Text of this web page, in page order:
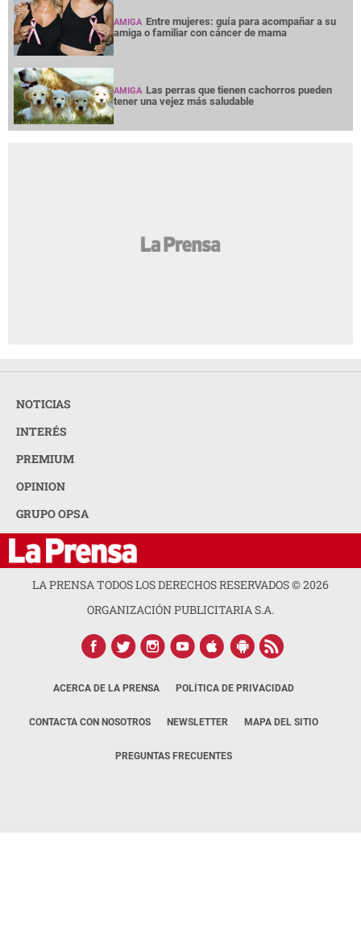
AMIGA Entre mujeres: guía para acompañar a su
amiga o familiar con cáncer de mama
AMIGA Las perras que tienen cachorros pueden
tener una vejez más saludable
NOTICIAS
INTERÉS
PREMIUM
OPINION
GRUPO OPSA
LA PRENSA TODOS LOS DERECHOS RESERVADOS ©2026
ORGANIZACIÓN PUBLICITARIA S.A.
ACERCA DE LA PRENSA POLÍTICA DE PRIVACIDAD
CONTACTA CON NOSOTROS NEWSLETTER MAPA DEL SITIO
PREGUNTAS FRECUENTES